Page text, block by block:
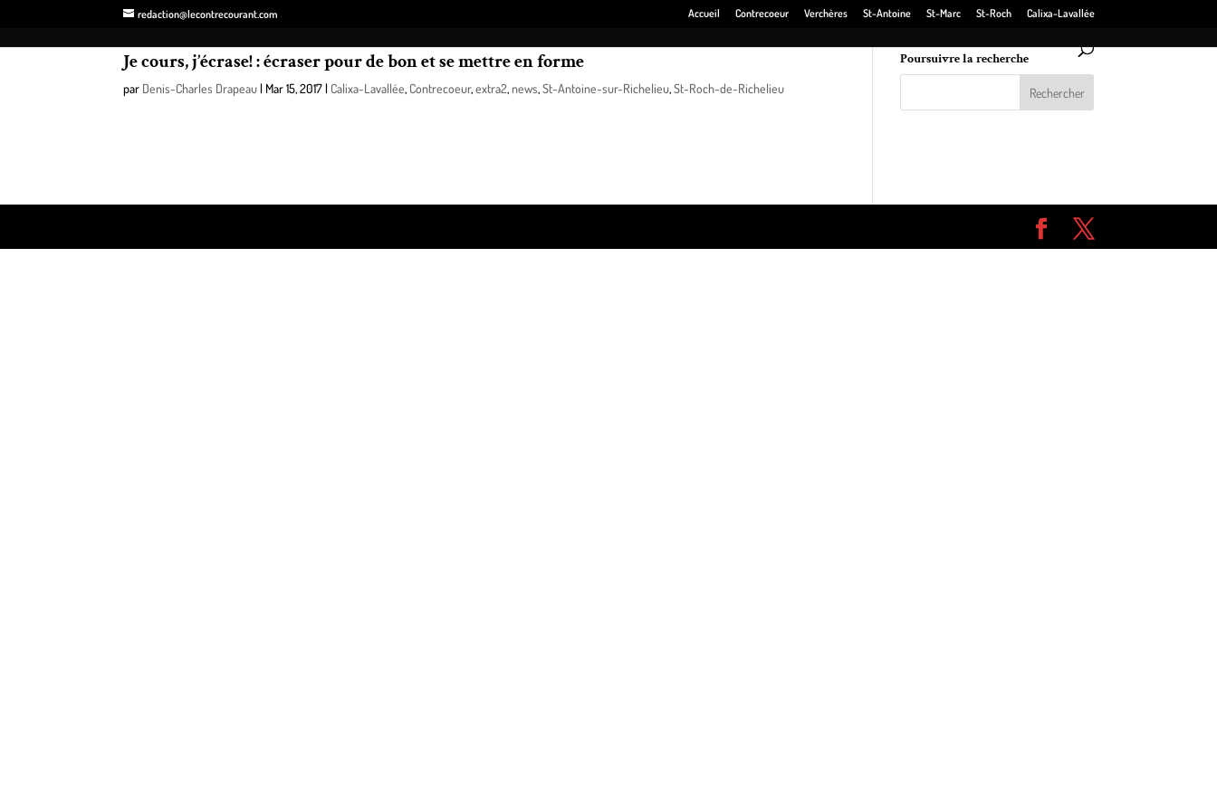
redaction@lecontrecourant.com Accueil Contrecoeur Verchères St-Antoine St-Marc St-Roch Calixa-Lavallée
Je cours, j’écrase! : écraser pour de bon et se mettre en forme
par Denis-Charles Drapeau| Mar 15, 2017| Calixa-Lavallée, Contrecoeur,extra2,news,St-Antoine-sur-Richelieu,St-Roch-de-Richelieu
Poursuivre la recherche